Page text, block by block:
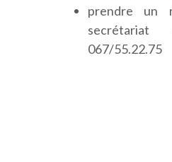
prendre un
067/55.22.75